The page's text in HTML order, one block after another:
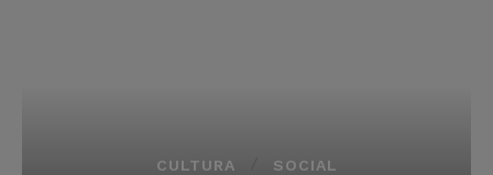
CULTURA SOCIAL